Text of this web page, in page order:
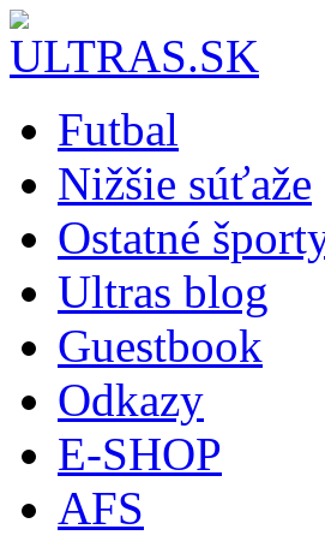
Futbal
Nižšie súťaže
Ostatné
Ultras blog
Guestbook
Odkazy
E-SHOP
AFS